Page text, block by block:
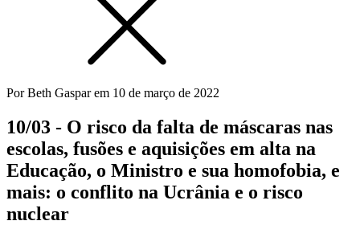
PorBeth Gasparem 10 de março de 2022
10/03 - O risco da falta de máscaras nas
escolas, fusões e aquisições em alta na
Educação, o Ministro e sua homofobia, e
mais: o conflito na Ucrânia e o risco
nuclear